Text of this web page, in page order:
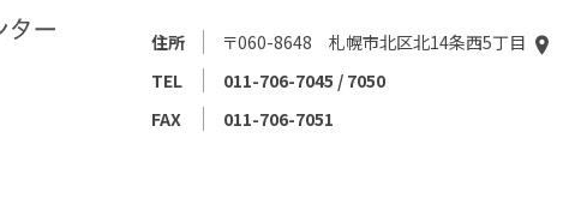
住所
〒060-8648 札幌市北区北14条西5丁目
TEL
011-706-7045 / 7050
FAX
011-706-7051